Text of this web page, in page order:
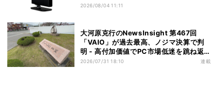
2026/08/04 11:11
大河原克行のNewsInsight 第467回
「VAIO」が過去最高、ノジマ決算で判
明 - 高付加価値でPC市場低迷を跳ね返
す
2026/07/31 18:10 連載